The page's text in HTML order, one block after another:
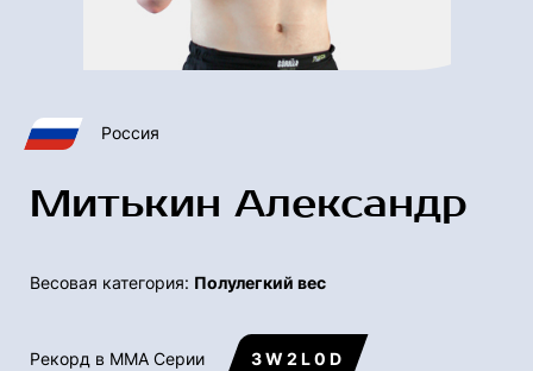
Россия
Митькин Александр
Весовая категория: Полулегкий вес
Рекорд в ММА Серии 3 W 2 L 0 D